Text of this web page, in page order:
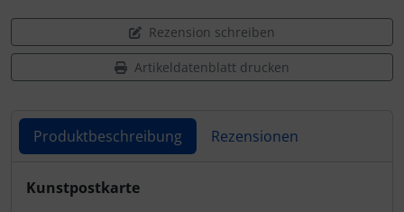
Rezension schreiben
Artikeldatenblatt drucken
Produktbeschreibung Rezensionen
Produktbeschreibung
Kunstpostkarte